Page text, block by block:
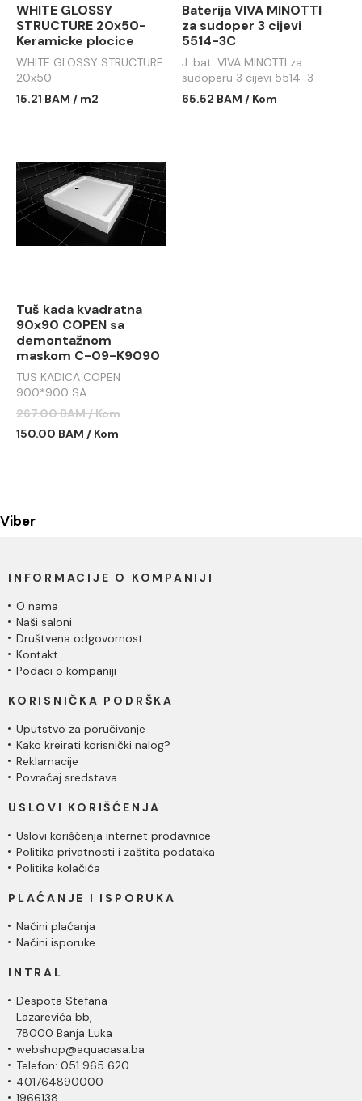
WHITE GLOSSY
STRUCTURE 20x50-
Keramicke plocice
WHITE GLOSSY STRUCTURE
20x50
15.21 BAM / m2
Baterija VIVA MINOTTI
za sudoper 3 cijevi
5514-3C
J. bat. VIVA MINOTTI za
sudoperu 3 cijevi 5514-3
65.52 BAM / Kom
Tuš kada kvadratna
90x90 COPEN sa
demontažnom
maskom C-09-K9090
TUS KADICA COPEN
900*900 SA
DEMONTAŽNOM MASKOM
C-09-K9090
267.00 BAM / Kom
150.00 BAM / Kom
Viber
INFORMACIJE O KOMPANIJI
O nama
Naši saloni
Društvena odgovornost
Kontakt
Podaci o kompaniji
KORISNIČKA PODRŠKA
Uputstvo za poručivanje
Kako kreirati korisnički nalog?
Reklamacije
Povraćaj sredstava
USLOVI KORIŠĆENJA
Uslovi korišćenja internet prodavnice
Politika privatnosti i zaštita podataka
Politika kolačića
PLAĆANJE I ISPORUKA
Načini plaćanja
Načini isporuke
INTRAL
Despota Stefana
Lazarevića bb,
78000 Banja Luka
webshop@aquacasa.ba
Telefon: 051 965 620
401764890000
1966138